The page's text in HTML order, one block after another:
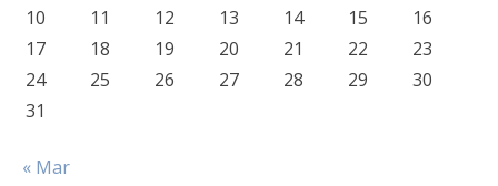
10
11 12 13 14 15
16
17
18 19 20 21 22
23
24
25 26 27 28 29
30
31
« Mar